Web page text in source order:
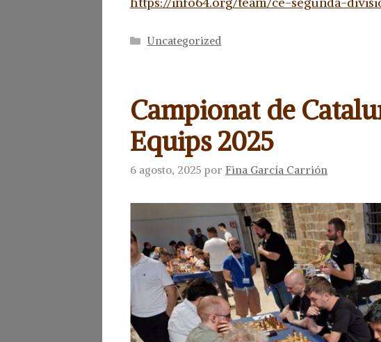
Categorías
Uncategorized
Campionat de
Equips 2025
6 agosto, 2025 por Fina García Carrión